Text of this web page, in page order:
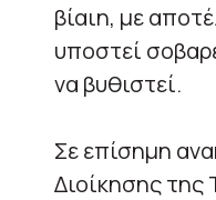
βίαιη, με
υποστεί
να βυθιστεί.
Σε επίσημη
Διοίκησης της